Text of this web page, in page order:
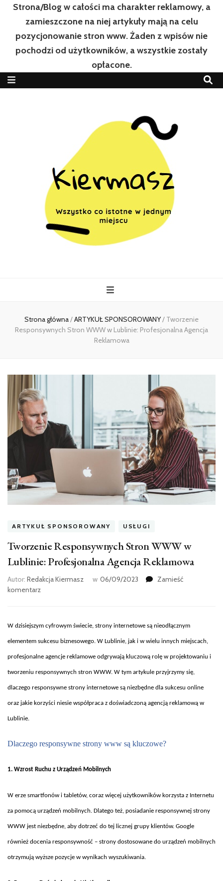
Strona/Blog w całości ma charakter reklamowy, a
zamieszczone na niej artykuły mają na celu
pozycjonowanie stron www. Żaden z wpisów nie
pochodzi od użytkowników, a wszystkie zostały
opłacone.
Strona główna/ARTYKUŁ SPONSOROWANY/ Tworzenie
Responsywnych Stron WWW w Lublinie: Profesjonalna Agencja
Reklamowa
ARTYKUŁ SPONSOROWANY USŁUGI
Tworzenie Responsywnych Stron WWW w
Lublinie: Profesjonalna Agencja Reklamowa
Autor: Redakcja Kiermasz w 06/09/2023
Zamieść
komentarzwe
Stron
WWW
Profesjonalna
W dzisiejszym cyfrowym świecie, strony internetowe są nieodłącznym
elementem sukcesu biznesowego. W Lublinie, jak i w wielu innych miejscach,
profesjonalne agencje reklamowe odgrywają kluczową rolę w projektowaniu i
tworzeniu responsywnych stron WWW. W tym artykule przyjrzymy się,
dlaczego responsywne strony internetowe są niezbędne dla sukcesu online
oraz jakie korzyści niesie współpraca z doświadczoną agencją reklamową w
Lublinie.
Dlaczego responsywne strony www są kluczowe?
1. Wzrost Ruchu z Urządzeń Mobilnych
W erze smartfonów i tabletów, coraz więcej użytkowników korzysta z Internetu
za pomocą urządzeń mobilnych. Dlatego też, posiadanie responsywnej strony
WWW jest niezbędne, aby dotrzeć do tej licznej grupy klientów. Google
również docenia responsywność – strony dostosowane do urządzeń mobilnych
otrzymują wyższe pozycje w wynikach wyszukiwania.